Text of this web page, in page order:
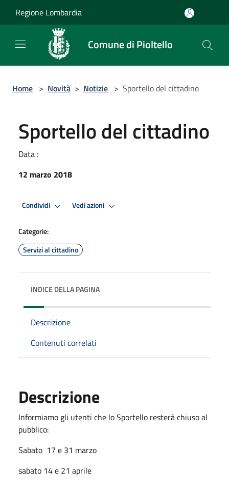
Regione Lombardia
Comune di Pioltello
Home > Novità > Notizie > Sportello del cittadino
Sportello del cittadino
Data :
12 marzo 2018
Condividi Vedi azioni
Categorie:
Servizi al cittadino
INDICE DELLA PAGINA
Descrizione
Contenuti correlati
Descrizione
Informiamo gli utenti che lo Sportello resterà chiuso al
pubblico:
Sabato 17 e 31 marzo
sabato 14 e 21 aprile